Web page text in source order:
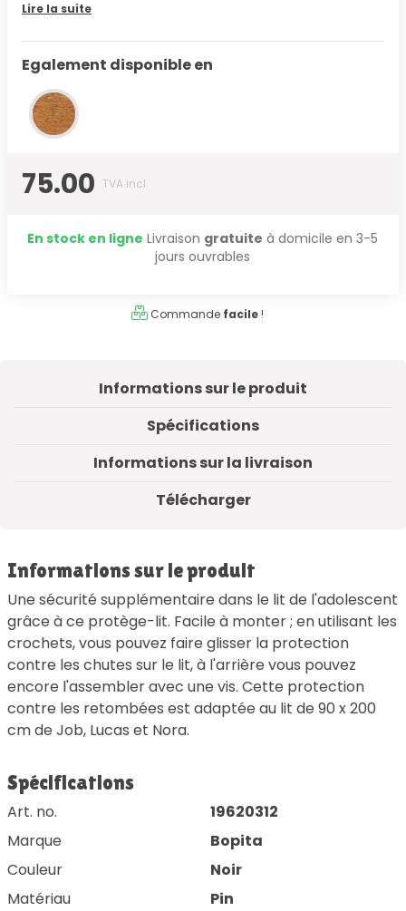
Lire la suite
Egalement disponible en
75.00 TVA incl.
En stock en ligne Livraison gratuite à domicile en 3-5
jours ouvrables
Commande facile!
Informations sur le produit
Spécifications
Informations sur la livraison
Télécharger
Informations sur le produit
Une sécurité supplémentaire dans le lit de l'adolescent
grâce à ce protège-lit. Facile à monter ; en utilisant les
crochets, vous pouvez faire glisser la protection
contre les chutes sur le lit, à l'arrière vous pouvez
encore l'assembler avec une vis. Cette protection
contre les retombées est adaptée au lit de 90 x 200
cm de Job, Lucas et Nora.
Spécifications
Art. no.
19620312
Marque
Bopita
Couleur
Noir
Matériau
Pin